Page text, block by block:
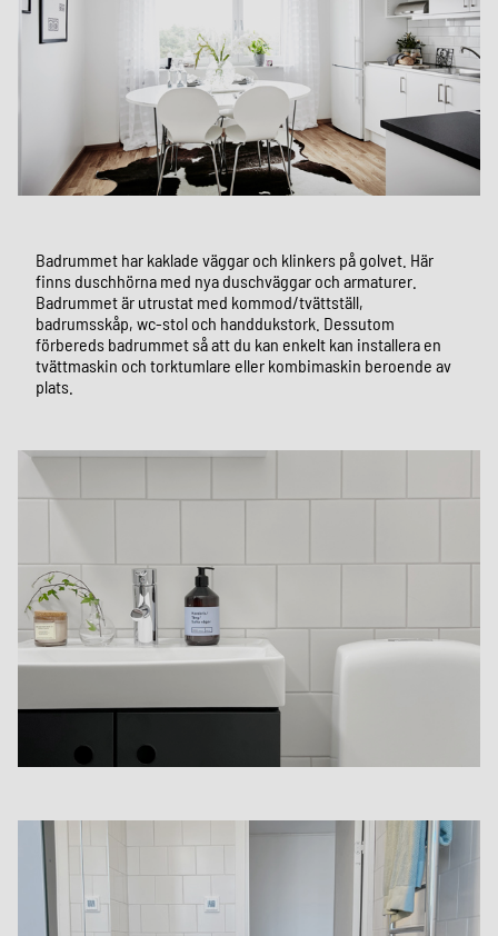
Badrummet har kaklade väggar och klinkers på golvet. Här
finns duschhörna med nya duschväggar och armaturer.
Badrummet är utrustat med kommod/tvättställ,
badrumsskåp, wc-stol och handdukstork. Dessutom
förbereds badrummet så att du kan enkelt kan installera en
tvättmaskin och torktumlare eller kombimaskin beroende av
plats.